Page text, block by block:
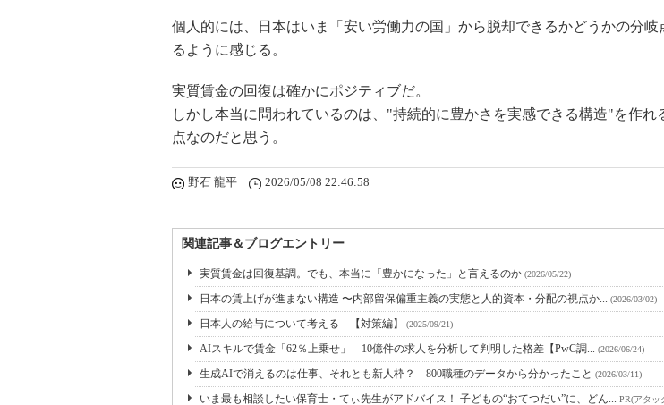
個人的には、日本はいま「安い労働力の国」から脱却できるかどうかの分岐
るように感じる。
実質賃金の回復は確かにポジティブだ。
しかし本当に問われているのは、"持続的に豊かさを実感できる構造"を作れ
点なのだと思う。
野石 龍平 2026/05/08 22:46:58
関連記事＆ブログエントリー
実質賃金は回復基調。でも、本当に「豊かになった」と言えるのか (2026/05/22)
日本の賃上げが進まない構造 〜内部留保偏重主義の実態と人的資本・分配の視点か... (2026/03/02)
日本人の給与について考える 【対策編】 (2025/09/21)
AIスキルで賃金「62％上乗せ」 10億件の求人を分析して判明した格差【PwC調... (2026/06/24)
生成AIで消えるのは仕事、それとも新人枠？ 800職種のデータから分かったこと (2026/03/11)
いま最も相談したい保育士・てぃ先生がアドバイス！ 子どもの“おてつだい”に、どん... PR(アタッ